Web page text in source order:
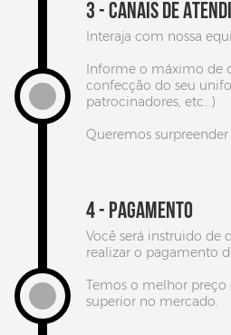
3 - CANAIS DE
Interaja com nossa
Informe o máximo de
confecção do seu
patrocinadores, etc...)
Queremos surpreender
4 - PAGAMENTO
Você será instruido de
realizar o pagamento
Temos o melhor
superior no mercado.